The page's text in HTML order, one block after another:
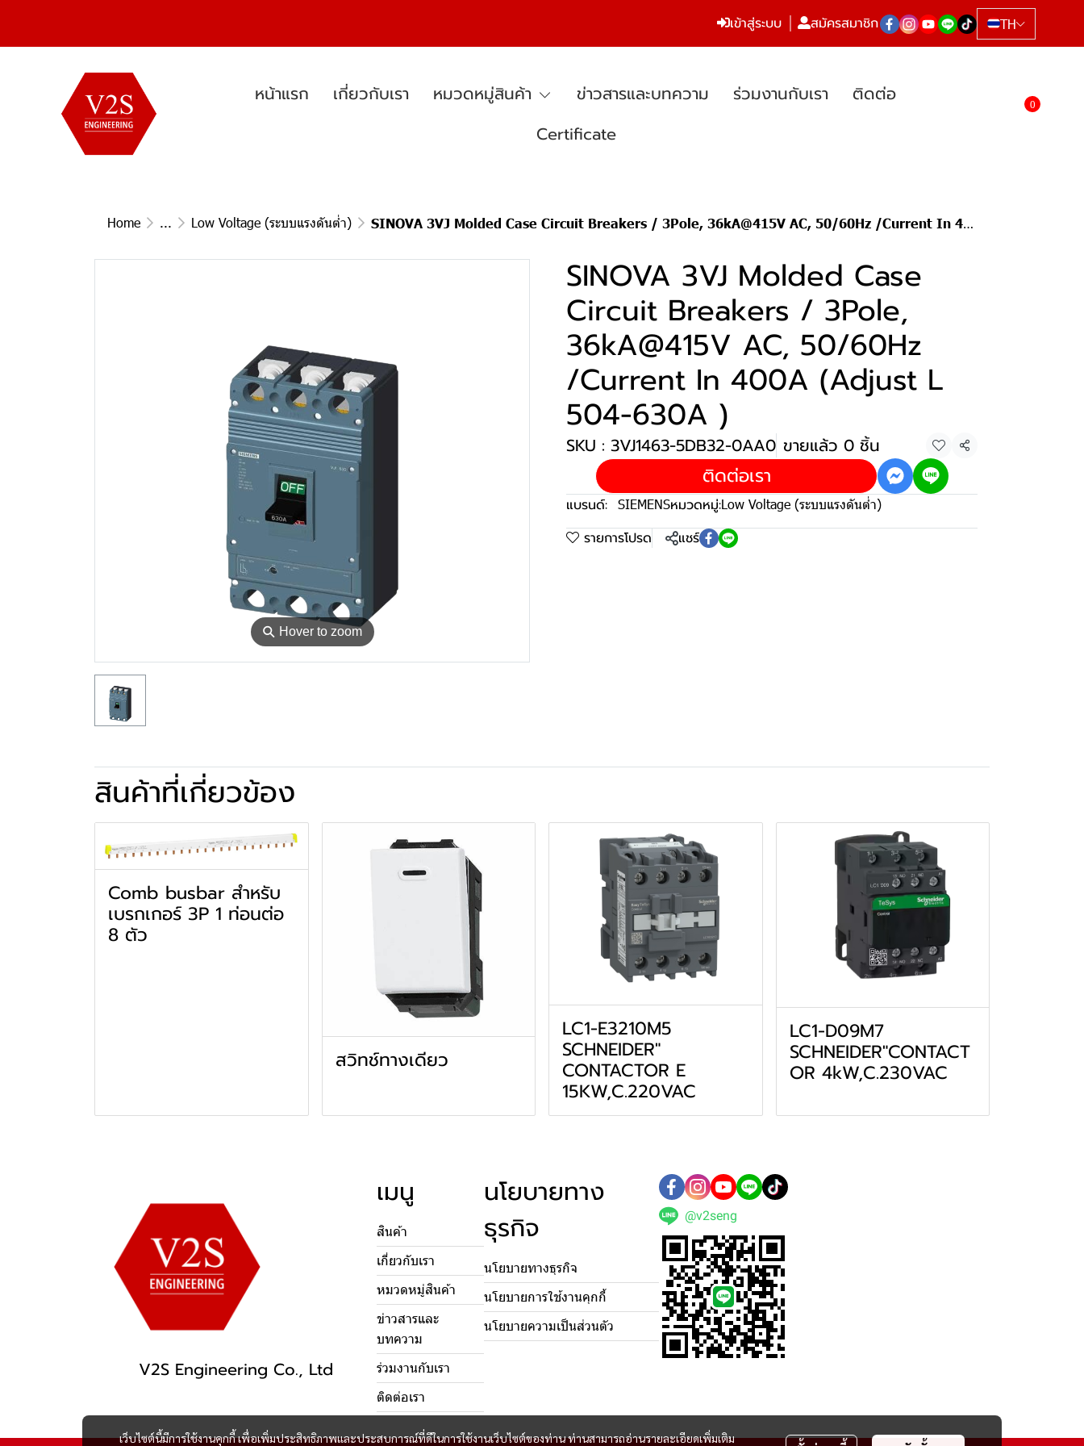
เข้าสู่ระบบ สมัครสมาชิก TH
หน้าแรก เกี่ยวกับเรา หมวดหมู่สินค้า ข่าวสารและบทความ ร่วมงานกับเรา
ติดต่อ
Certificate
0
Home ... Low Voltage (ระบบแรงดันต่ำ) SINOVA 3VJ Molded Case Circuit Breakers / 3Pole, 36kA@415V AC, 50/60Hz /Current In 400A (Adjust L 504-630A )
⚲ Hover to zoom
SINOVA 3VJ Molded Case
Circuit Breakers / 3Pole,
36kA@415V AC, 50/60Hz
/Current In 400A (Adjust L
504-630A )
SKU : 3VJ1463-5DB32-0AA0 ขายแล้ว 0 ชิ้น
แชร์
ติดต่อเรา
แบรนด์: SIEMENSหมวดหมู่:Low Voltage (ระบบแรงดันต่ำ)
รายการโปรด แชร์
สินค้าที่เกี่ยวข้อง
Comb busbar สำหรับ
เบรกเกอร์ 3P 1 ท่อนต่อ
8 ตัว
สวิทช์ทางเดียว
LC1-E3210M5
SCHNEIDER"
CONTACTOR E
15KW,C.220VAC
LC1-D09M7
SCHNEIDER"CONTACT
OR 4kW,C.230VAC
เว็บไซต์นี้มีการใช้งานคุกกี้ เพื่อเพิ่มประสิทธิภาพและประสบการณ์ที่ดีในการใช้งานเว็บไซต์ของท่าน ท่านสามารถอ่านรายละเอียดเพิ่มเติม
V2S Engineering Co., Ltd
เมนู
สินค้า
เกี่ยวกับเรา
หมวดหมู่สินค้า
ข่าวสารและ
บทความ
ร่วมงานกับเรา
ติดต่อเรา
นโยบายทาง
ธุรกิจ
นโยบายทางธุรกิจ
นโยบายการใช้งานคุกกี้
นโยบายความเป็นส่วนตัว
@v2seng